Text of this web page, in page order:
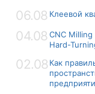
06.08 Клеевой
04.08 CNC
Hard-
02.08 Как